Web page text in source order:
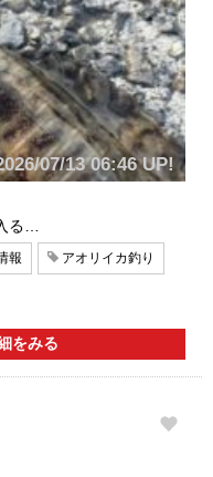
07/13 06:46 UP!
る…
報 アオリイカ釣り
をみる